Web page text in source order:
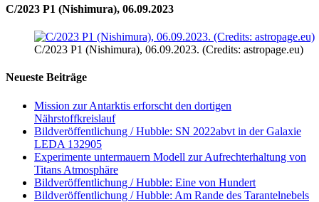
C/2023 P1 (Nishimura), 06.09.2023
C/2023 P1 (Nishimura), 06.09.2023. (Credits: astropage.eu)
Neueste Beiträge
Mission zur Antarktis erforscht den dortigen
Nährstoffkreislauf
Bildveröffentlichung / Hubble: SN 2022abvt in der Galaxie
LEDA 132905
Experimente untermauern Modell zur Aufrechterhaltung von
Titans Atmosphäre
Bildveröffentlichung / Hubble: Eine von Hundert
Bildveröffentlichung / Hubble: Am Rande des Tarantelnebels